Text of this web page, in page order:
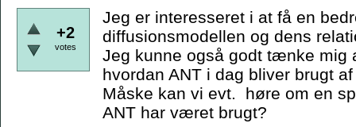
+2
votes
Jeg er interesseret i at få en
diffusionsmodellen og dens
Jeg kunne også godt tænke mig
hvordan ANT i dag bliver brugt
Måske kan vi evt. høre om en
ANT har været brugt?